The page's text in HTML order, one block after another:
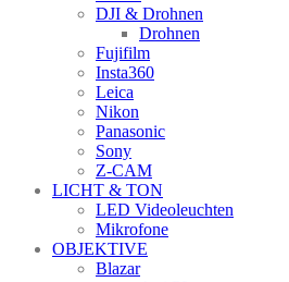
DJI & Drohnen
Drohnen
Fujifilm
Insta360
Leica
Nikon
Panasonic
Sony
Z-CAM
LICHT & TON
LED Videoleuchten
Mikrofone
OBJEKTIVE
Blazar